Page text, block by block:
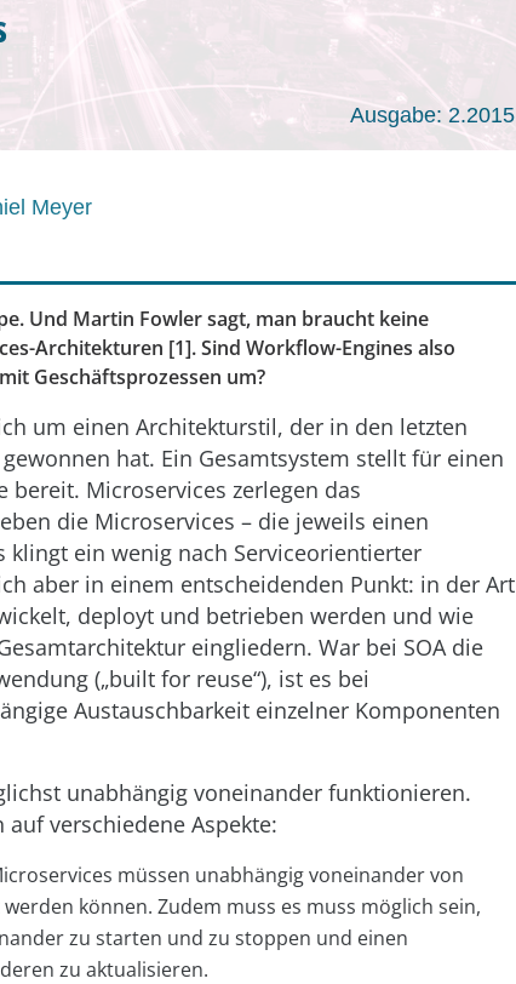
Ausgabe: 2.2015
Meyer
Und Martin Fowler sagt, man braucht keine
Architekturen [1]. Sind Workflow-Engines also
Geschäftsprozessen um?
um einen Architekturstil, der in den letzten
hat. Ein Gesamtsystem stellt für einen
bereit. Microservices zerlegen das
die Microservices – die jeweils einen
klingt ein wenig nach Serviceorientierter
aber in einem entscheidenden Punkt: in der Art
deployt und betrieben werden und wie
eingliedern. War bei SOA die
(„built for reuse“), ist es bei
Austauschbarkeit einzelner Komponenten
unabhängig voneinander funktionieren.
verschiedene Aspekte:
müssen unabhängig voneinander von
können. Zudem muss es muss möglich sein,
zu starten und zu stoppen und einen
zu aktualisieren.